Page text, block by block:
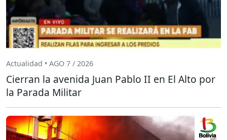
Actualidad • AGO 7 / 2026
Cierran la avenida Juan Pablo II en El Alto por
la Parada Militar